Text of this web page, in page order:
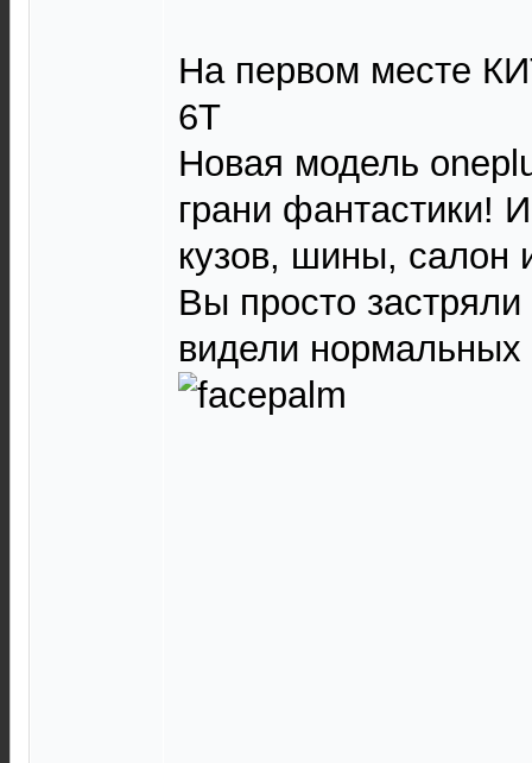
На первом месте
6T
Новая модель
грани фантастики!
кузов, шины, салон
Вы просто
видели